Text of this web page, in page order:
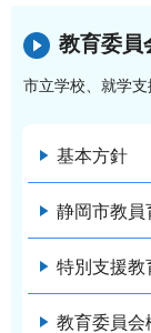
教育委員
市立学校、就学
基本方針
静岡市教員
特別支援教
教育委員会